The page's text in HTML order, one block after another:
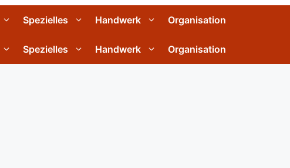
Spezielles Handwerk Organisation
Spezielles Handwerk Organisation